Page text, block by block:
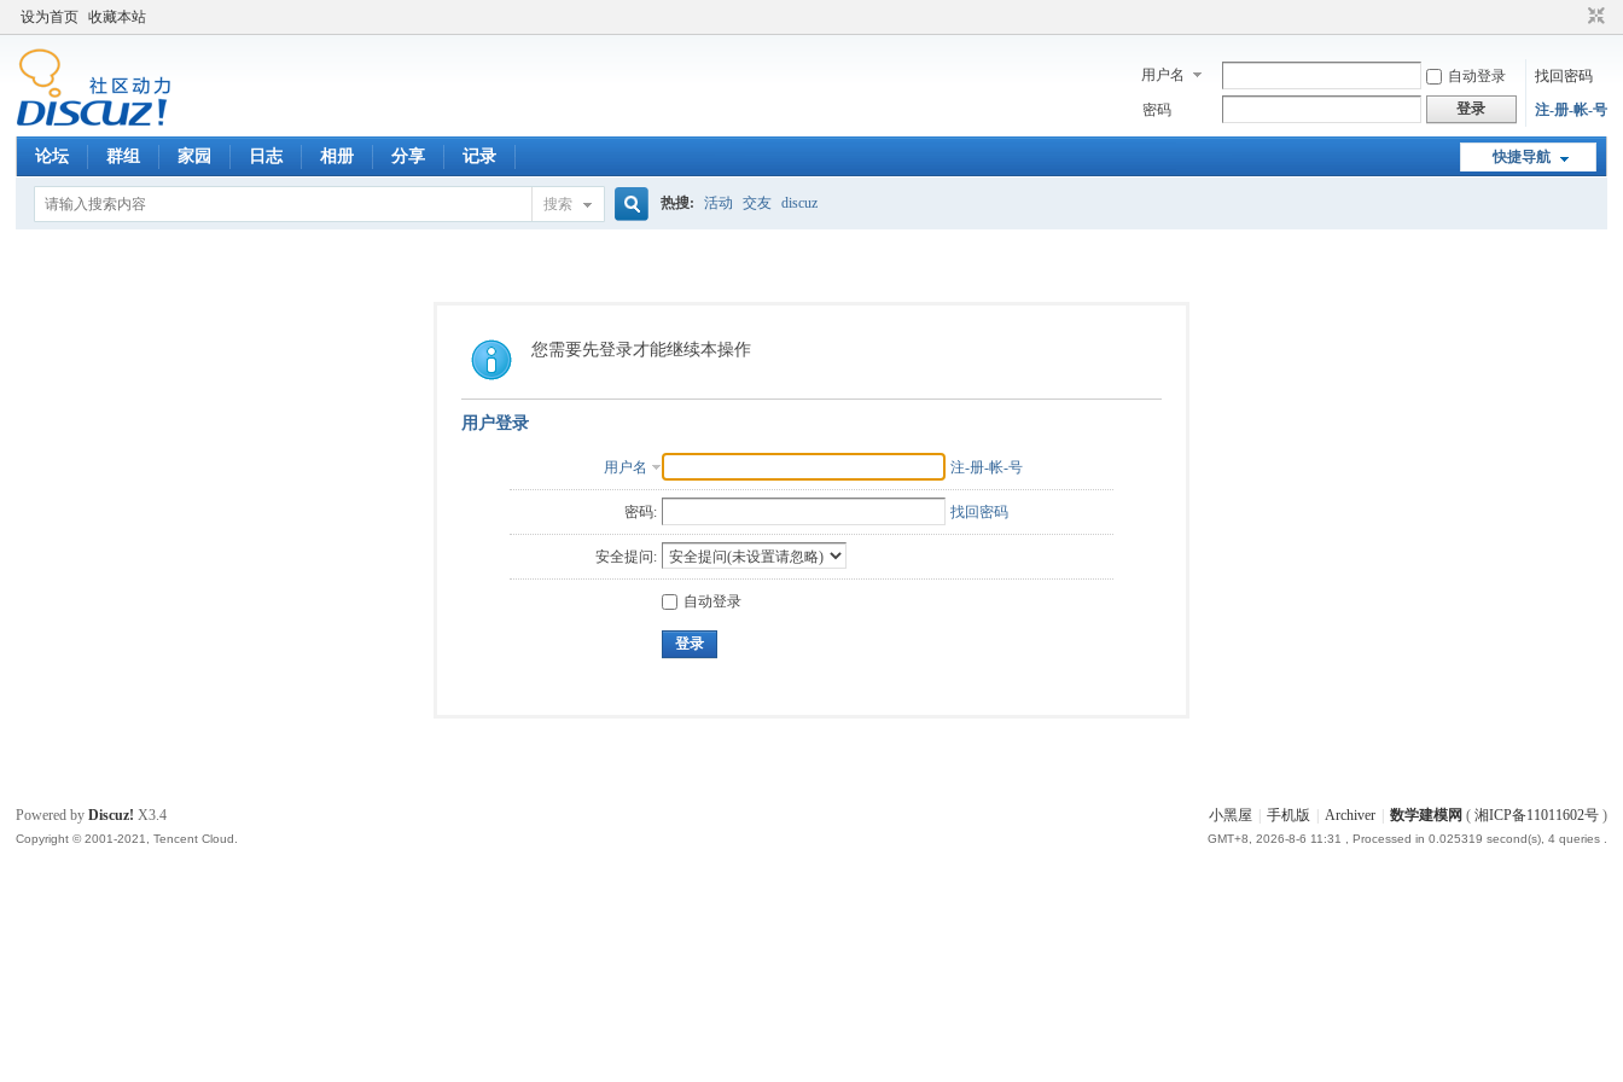
设为首页 收藏本站
用户名 自动登录
找回密码
密码
登录 注-册-帐-号
快捷导航
论坛 群组 家园 日志 相册 分享 记录
搜索
索
热搜: 活动 交友 discuz
您需要先登录才能继续本操作
用户登录
用户名 注-册-帐-号
密码: 找回密码
安全提问:
自动登录
登录
小黑屋 手机版 Archiver 数学建模网 ( 湘ICP备11011602号)
GMT+8, 2026-8-6 11:31 , Processed in 0.025319 second(s), 4 queries .
Powered byDiscuz! X3.4
Copyright © 2001-2021, Tencent Cloud.